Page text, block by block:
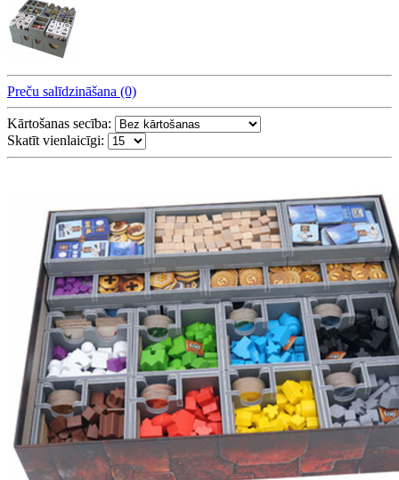
Preču salīdzināšana (0)
Kārtošanas secība:
Skatīt vienlaicīgi: